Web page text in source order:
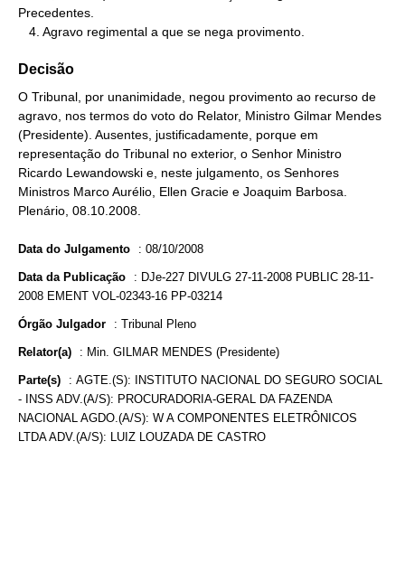
Precedentes.
   4. Agravo regimental a que se nega provimento.
Decisão
O Tribunal, por unanimidade, negou provimento ao recurso de
agravo, nos termos do voto do Relator, Ministro Gilmar Mendes
(Presidente). Ausentes, justificadamente, porque em
representação do Tribunal no exterior, o Senhor Ministro
Ricardo Lewandowski e, neste julgamento, os Senhores
Ministros Marco Aurélio, Ellen Gracie e Joaquim Barbosa.
Plenário, 08.10.2008.
Data do Julgamento : 08/10/2008
Data da Publicação : DJe-227 DIVULG 27-11-2008 PUBLIC 28-11-
2008 EMENT VOL-02343-16 PP-03214
Órgão Julgador : Tribunal Pleno
Relator(a) : Min. GILMAR MENDES (Presidente)
Parte(s) : AGTE.(S): INSTITUTO NACIONAL DO SEGURO SOCIAL
- INSS ADV.(A/S): PROCURADORIA-GERAL DA FAZENDA
NACIONAL AGDO.(A/S): W A COMPONENTES ELETRÔNICOS
LTDA ADV.(A/S): LUIZ LOUZADA DE CASTRO